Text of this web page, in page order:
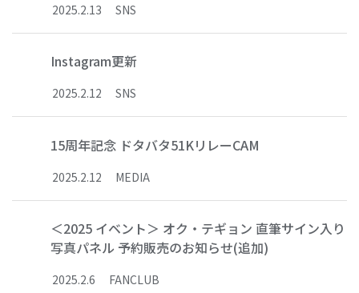
2025.2.13 SNS
Instagram更新
2025.2.12 SNS
15周年記念 ドタバタ51KリレーCAM
2025.2.12 MEDIA
＜2025 イベント＞ オク・テギョン 直筆サイン入り
写真パネル 予約販売のお知らせ(追加)
2025.2.6 FANCLUB